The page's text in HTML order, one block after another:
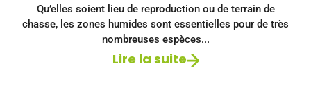
Qu’elles soient lieu de reproduction ou de terrain de
chasse, les zones humides sont essentielles pour de très
nombreuses espèces...
Lire la suite